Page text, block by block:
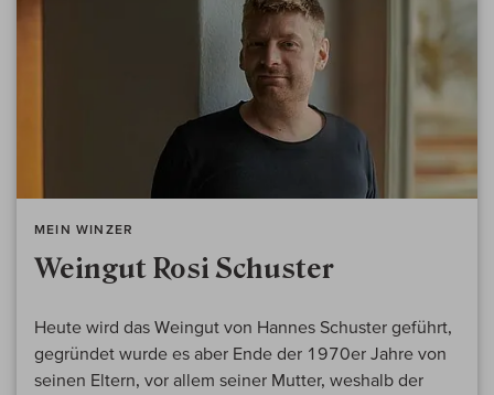
MEIN WINZER
Weingut Rosi Schuster
Heute wird das Weingut von Hannes Schuster geführt,
gegründet wurde es aber Ende der 1970er Jahre von
seinen Eltern, vor allem seiner Mutter, weshalb der